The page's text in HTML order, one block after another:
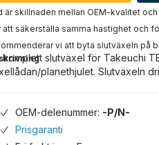
är skillnaden mellan OEM-kvalitet
att säkerställa samma hastighet och
vi att byta slutväxeln på
komplett slutväxel för Takeuchi
planethjulet. Slutväxeln
OEM-delenummer: -P/N-
Prisgaranti